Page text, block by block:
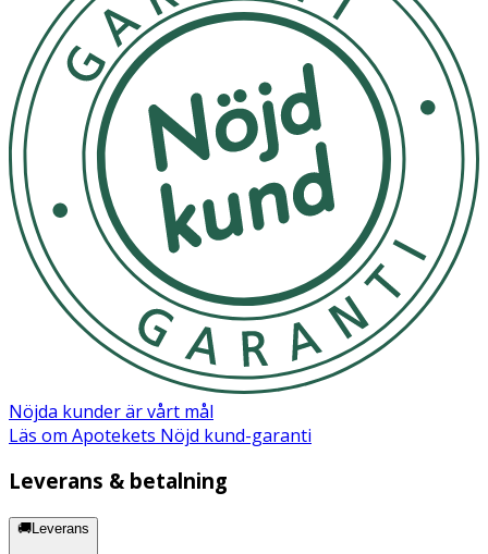
- Behöver ej sköljas av.
- Använd minst 1–3 gånger i veckan.
- Öka användningen gradvis i takt med att din hud vänjer
sig vid produkten.
- Förvaras i rumstemperatur.
Innehåll
Aqua, Propanediol, Pentylene Glycol, Glycerin, Betaine,
Salicylic Acid, Dipotassium Glycyrrhizate, Sodium
Hydroxide.
Nöjda kunder är vårt mål
Läs om Apotekets Nöjd kund-garanti
Leverans & betalning
🚚Leverans